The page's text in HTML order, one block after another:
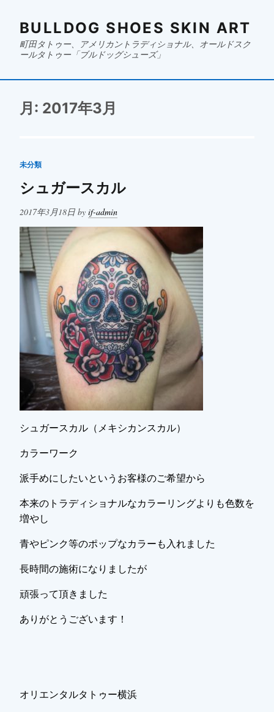
BULLDOG SHOES SKIN ART
町田タトゥー、アメリカントラディショナル、オールドスク
ールタトゥー「ブルドッグシューズ」
月: 2017年3月
未分類
シュガースカル
Posted
2017年3月18日 by if-admin
シュガースカル（メキシカンスカル）
カラーワーク
派手めにしたいというお客様のご希望から
本来のトラディショナルなカラーリングよりも色数を
増やし
青やピンク等のポップなカラーも入れました
長時間の施術になりましたが
頑張って頂きました
ありがとうございます！
オリエンタルタトゥー横浜